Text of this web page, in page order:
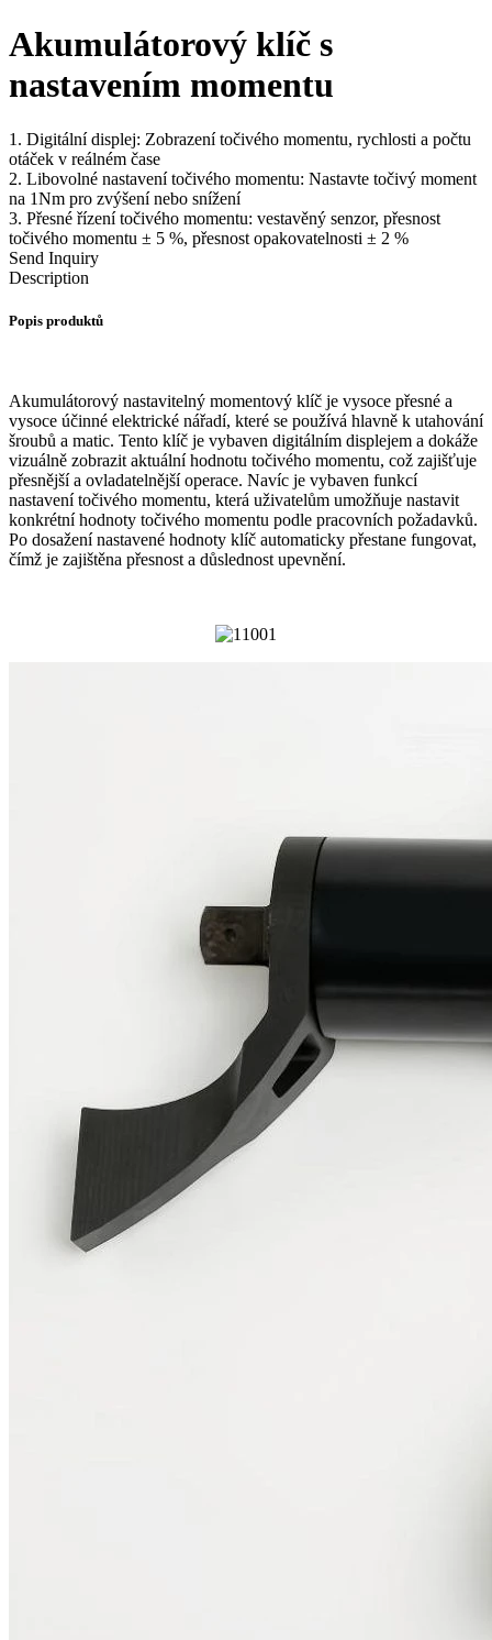
Akumulátorový klíč s
nastavením momentu
1. Digitální displej: Zobrazení točivého momentu, rychlosti a počtu
otáček v reálném čase
2. Libovolné nastavení točivého momentu: Nastavte točivý moment
na 1Nm pro zvýšení nebo snížení
3. Přesné řízení točivého momentu: vestavěný senzor, přesnost
točivého momentu ± 5 %, přesnost opakovatelnosti ± 2 %
Send Inquiry
Description
Popis produktů
Akumulátorový nastavitelný momentový klíč je vysoce přesné a
vysoce účinné elektrické nářadí, které se používá hlavně k utahování
šroubů a matic. Tento klíč je vybaven digitálním displejem a dokáže
vizuálně zobrazit aktuální hodnotu točivého momentu, což zajišťuje
přesnější a ovladatelnější operace. Navíc je vybaven funkcí
nastavení točivého momentu, která uživatelům umožňuje nastavit
konkrétní hodnoty točivého momentu podle pracovních požadavků.
Po dosažení nastavené hodnoty klíč automaticky přestane fungovat,
čímž je zajištěna přesnost a důslednost upevnění.